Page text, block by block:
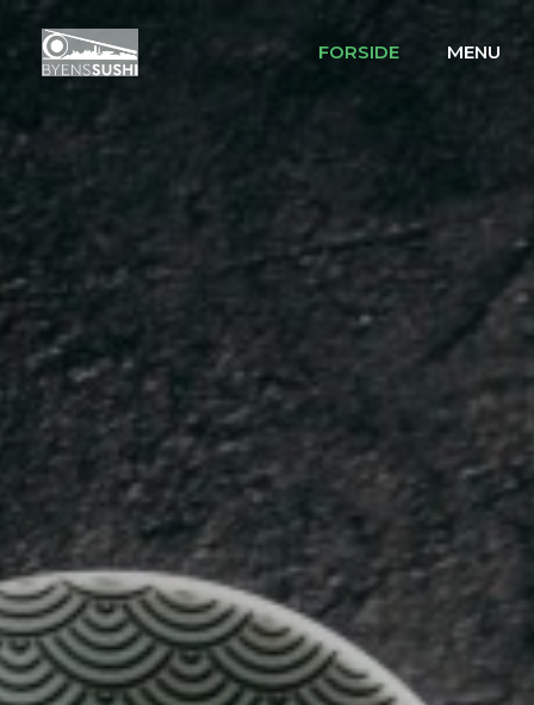
FORSIDE MENU